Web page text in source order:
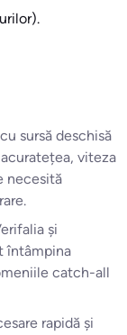
sursă deschisă
viteza
necesită
și
întâmpina
catch-all
rapidă și